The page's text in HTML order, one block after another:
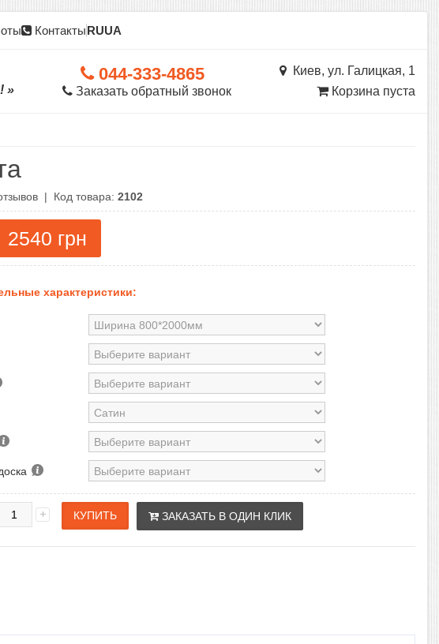
КонтактыRUUA
»
044-333-4865
Заказать обратный звонок
Киев, ул. Галицкая, 1
Корзина пуста
| Код товара:2102
2540 грн
характеристики:
ЗАКАЗАТЬ В ОДИН КЛИК